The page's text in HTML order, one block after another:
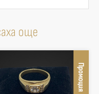
още
Промоция